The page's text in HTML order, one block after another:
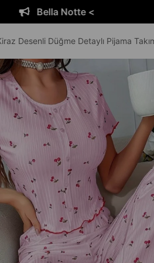
Desenli Düğme Detaylı Pijama